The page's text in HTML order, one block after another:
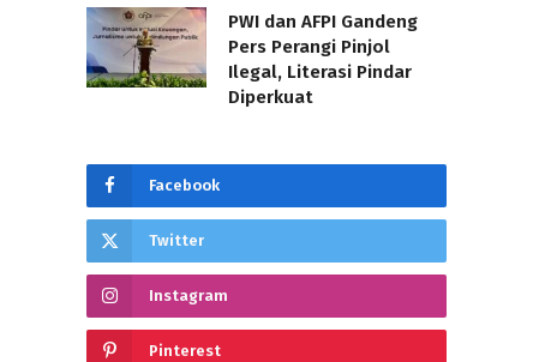
PWI dan AFPI Gandeng
Pers Perangi Pinjol
Ilegal, Literasi Pindar
Diperkuat
Facebook
Twitter
Instagram
Pinterest